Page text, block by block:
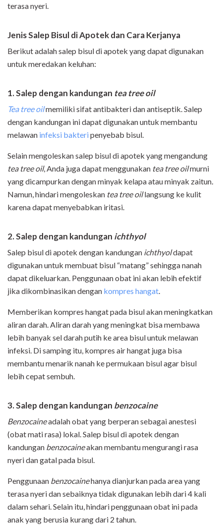
terasa nyeri.
Jenis Salep Bisul di Apotek dan Cara Kerjanya
Berikut adalah salep bisul di apotek yang dapat digunakan
untuk meredakan keluhan:
1. Salep dengan kandungan tea tree oil
Tea tree oilmemiliki sifat antibakteri dan antiseptik. Salep
dengan kandungan ini dapat digunakan untuk membantu
melawan infeksi bakteripenyebab bisul.
Selain mengoleskan salep bisul di apotek yang mengandung
tea tree oil, Anda juga dapat menggunakan tea tree oilmurni
yang dicampurkan dengan minyak kelapa atau minyak zaitun
Namun, hindari mengoleskan tea tree oillangsung ke kulit
karena dapat menyebabkan iritasi.
2. Salep dengan kandungan ichthyol
Salep bisul di apotek dengan kandungan ichthyoldapat
digunakan untuk membuat bisul “matang” sehingga nanah
dapat dikeluarkan. Penggunaan obat ini akan lebih efektif
jika dikombinasikan dengan kompres hangat
Memberikan kompres hangat pada bisul akan meningkatkan
aliran darah. Aliran darah yang meningkat bisa membawa
lebih banyak sel darah putih ke area bisul untuk melawan
infeksi. Di samping itu, kompres air hangat juga bisa
membantu menarik nanah ke permukaan bisul agar bisul
lebih cepat sembuh.
3. Salep dengan kandungan benzocaine
Benzocaineadalah obat yang berperan sebagai anestesi
(obat mati rasa) lokal. Salep bisul di apotek dengan
kandungan benzocaineakan membantu mengurangi rasa
nyeri dan gatal pada bisul.
Penggunaan benzocainehanya dianjurkan pada area yang
terasa nyeri dan sebaiknya tidak digunakan lebih dari 4 kali
dalam sehari. Selain itu, hindari penggunaan obat ini pada
anak yang berusia kurang dari 2 tahun.